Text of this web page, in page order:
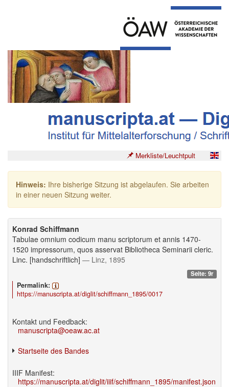
Merkliste/Leuchtpult
Hinweis: Ihre bisherige Sitzung ist abgelaufen. Sie arbeiten
in einer neuen Sitzung weiter.
Konrad Schiffmann
Tabulae omnium codicum manu scriptorum et annis 1470-
1520 impressorum, quos asservat Bibliotheca Seminarii cleric.
Linc. [handschriftlich] — Linz, 1895
Seite: 9r
Permalink:
https://manuscripta.at/diglit/schiffmann_1895/0017
Kontakt und Feedback:
manuscripta@oeaw.ac.at
Startseite des Bandes
IIIF Manifest:
https://manuscripta.at/diglit/iiif/schiffmann_1895/manifest.json